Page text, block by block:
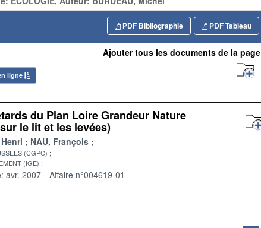
PDF Tableau
PDF Bibliographie
ligne
Ajouter tous les documents de la page
du Plan Loire Grandeur Nature
le lit et les levées)
NAU, François
(CGPC)
(IGE)
avr. 2007 Affaire n°004619-01